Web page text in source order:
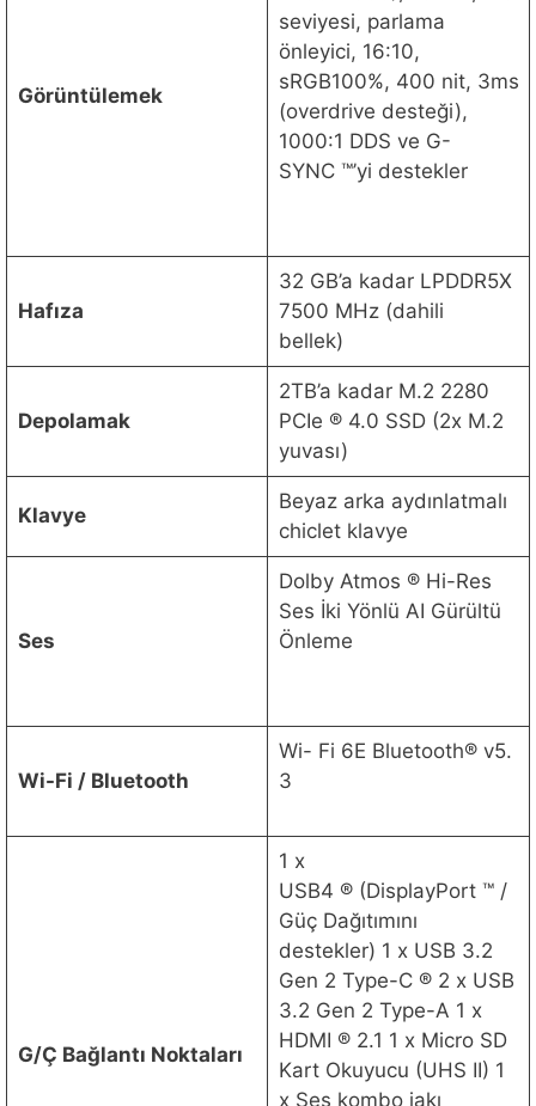
Görüntülemek
seviyesi, parlama
önleyici, 16:10,
sRGB100%, 400 nit, 3ms
(overdrive desteği),
1000:1 DDS ve G-
SYNC ™’yi destekler
Hafıza
32 GB’a kadar LPDDR5X
7500 MHz (dahili
bellek)
Depolamak
2TB’a kadar M.2 2280
PCIe ® 4.0 SSD (2x M.2
yuvası)
Klavye
Beyaz arka aydınlatmalı
chiclet klavye
Ses
Dolby Atmos ® Hi-Res
Ses İki Yönlü AI Gürültü
Önleme
Wi-Fi / Bluetooth
Wi- Fi 6E Bluetooth® v5.
3
G/Ç Bağlantı Noktaları
1 x
USB4 ® (DisplayPort ™ /
Güç Dağıtımını
destekler) 1 x USB 3.2
Gen 2 Type-C ® 2 x USB
3.2 Gen 2 Type-A 1 x
HDMI ® 2.1 1 x Micro SD
Kart Okuyucu (UHS II) 1
x Ses kombo jakı